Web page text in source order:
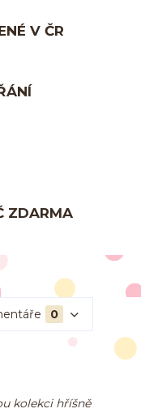
V ČR
ZDARMA
0
kolekci hříšně